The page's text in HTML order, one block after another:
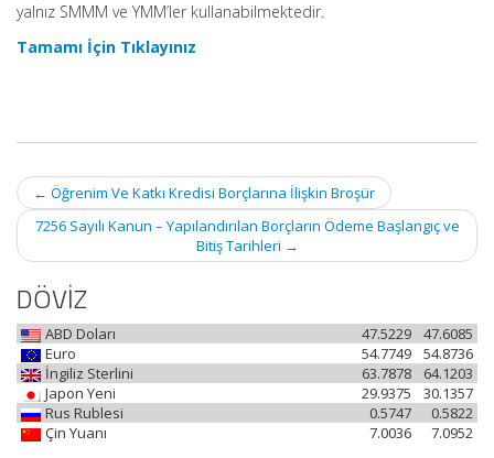
yalnız SMMM ve YMM’ler kullanabilmektedir.
Tamamı İçin Tıklayınız
Post
navigation
← Öğrenim Ve Katkı Kredisi Borçlarına İlişkin Broşür
7256 Sayılı Kanun – Yapılandırılan Borçların Ödeme Başlangıç ve
Bitiş Tarihleri →
DÖVİZ
ABD Doları 47.6085
47.5229
Euro
54.8736
54.7749
İngiliz Sterlini
64.1203
63.7878
Japon Yeni
30.1357
29.9375
Rus Rublesi
0.5822
0.5747
Çin Yuanı
7.0952
7.0036